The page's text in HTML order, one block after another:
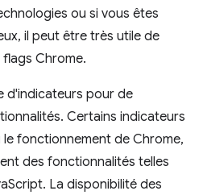
ou si vous êtes
il peut être très utile de
Chrome.
d'indicateurs pour de
Certains indicateurs
fonctionnement de Chrome,
des fonctionnalités telles
La disponibilité des